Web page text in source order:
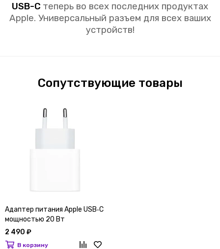
USB-C теперь во всех последних продуктах
Apple. Универсальный разъем для всех ваших
устройств!
Сопутствующие товары
Адаптер питания Apple USB‑C
мощностью 20 Вт
2 490 ₽
В корзину